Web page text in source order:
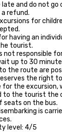
late and do not go
refund.
for
having an
tourist.
not responsible
up to 30
the route are
the right
the excursion,
to the tourist the
seats on the bus.
is
level: 4/5